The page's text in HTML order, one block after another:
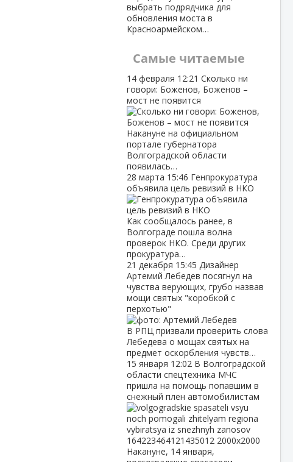
выбрать подрядчика для
обновления моста в
Красноармейском…
Самые читаемые
14 февраля 12:21 Сколько ни
говори: Боженов, Боженов –
мост не появится
Накануне на официальном
портале губернатора
Волгоградской области
появилась…
28 марта 15:46 Генпрокуратура
объявила цель ревизий в НКО
Как сообщалось ранее, в
Волгограде пошла волна
проверок НКО. Среди других
прокуратура…
21 декабря 15:45 Дизайнер
Артемий Лебедев посягнул на
чувства верующих, грубо назвав
мощи святых "коробкой с
перхотью"
В РПЦ призвали проверить слова
Лебедева о мощах святых на
предмет оскорбления чувств…
15 января 12:02 В Волгоградской
области спецтехника МЧС
пришла на помощь попавшим в
снежный плен автомобилистам
Накануне, 14 января,